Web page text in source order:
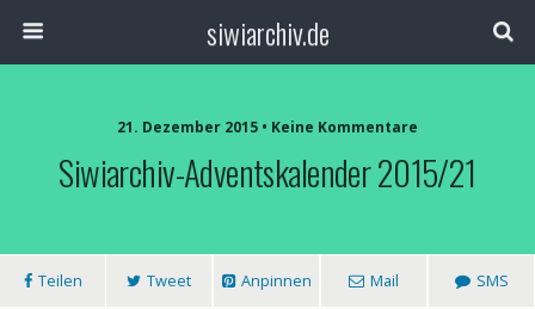
siwiarchiv.de
21. Dezember 2015 • Keine Kommentare
Siwiarchiv-Adventskalender 2015/21
Teilen Tweet Anpinnen Mail SMS